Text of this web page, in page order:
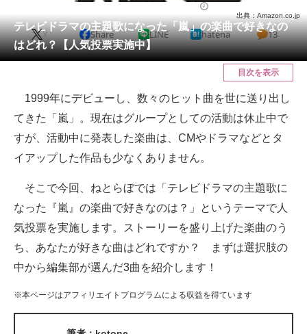
会員記事
メディア
ITの今と未来を見通す
スマホと通信の最新トレンド
好きが集まる 比べて選べる
ビジネスと働き方のヒント
テレビドラマの主題歌になった「嵐」の楽曲で好きなの
はどれ？【人気投票実施中】
出典：Amazon.co.jp
X Share LINE hatena 13
目次を表示
1999年にデビューし、数々のヒット曲を世に送り出し
てきた「嵐」。現在はグループとしての活動は休止中で
すが、活動中に発表した楽曲は、CMやドラマなどとタ
イアップした作品も少なくありません。
そこで今回、ねとらぼでは「テレビドラマの主題歌に
なった『嵐』の楽曲で好きなのは？」というテーマで人
気投票を実施します。ストーリーを盛り上げた楽曲のう
ち、あなたが好きな曲はどれですか？ まずは選択肢の
中から編集部が選んだ3曲を紹介します！
※本ページはアフィリエイトプログラムによる収益を得ています